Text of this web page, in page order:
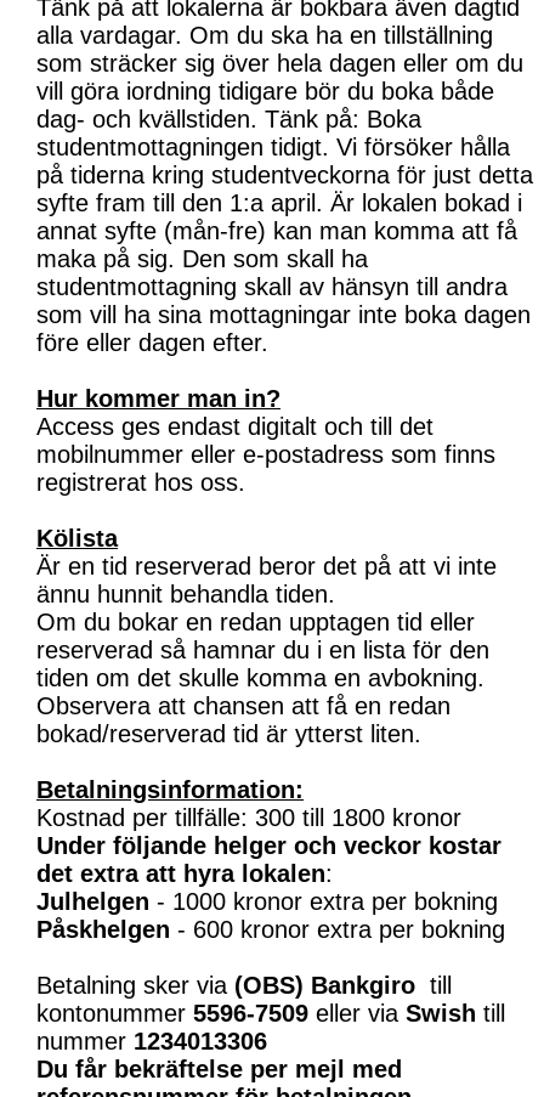
Tänk på att lokalerna är bokbara även dagtid
alla vardagar. Om du ska ha en tillställning
som sträcker sig över hela dagen eller om du
vill göra iordning tidigare bör du boka både
dag- och kvällstiden. Tänk på: Boka
studentmottagningen tidigt. Vi försöker hålla
på tiderna kring studentveckorna för just detta
syfte fram till den 1:a april. Är lokalen bokad i
annat syfte (mån-fre) kan man komma att få
maka på sig. Den som skall ha
studentmottagning skall av hänsyn till andra
som vill ha sina mottagningar inte boka dagen
före eller dagen efter.
Hur kommer man in?
Access ges endast digitalt och till det
mobilnummer eller e-postadress som finns
registrerat hos oss.
Kölista
Är en tid reserverad beror det på att vi inte
ännu hunnit behandla tiden.
Om du bokar en redan upptagen tid eller
reserverad så hamnar du i en lista för den
tiden om det skulle komma en avbokning.
Observera att chansen att få en redan
bokad/reserverad tid är ytterst liten.
Betalningsinformation:
Kostnad per tillfälle: 300 till 1800 kronor
Under följande helger och veckor kostar
det extra att hyra lokalen:
Julhelgen - 1000 kronor extra per bokning
Påskhelgen - 600 kronor extra per bokning
Betalning sker via (OBS) Bankgiro till
kontonummer 5596-7509 eller via Swish till
nummer 1234013306
Du får bekräftelse per mejl med